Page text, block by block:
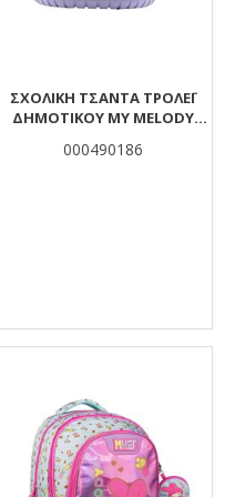
ΣΧΟΛΙΚΉ ΤΣΆΝΤΑ ΤΡΌΛΕΪ
ΔΗΜΟΤΙΚΟΎ MY MELODY
ΜΟΝΌ ΧΕΡΟΎΛΙ ΚΑΙ 2 ΡΌΔΕΣ
000490186